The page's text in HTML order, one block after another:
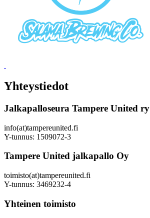
Yhteystiedot
Jalkapalloseura Tampere United ry
info(at)tampereunited.fi
Y-tunnus: 1509072-3
Tampere United jalkapallo Oy
toimisto(at)tampereunited.fi
Y-tunnus: 3469232-4
Yhteinen toimisto